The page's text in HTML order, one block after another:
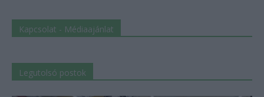
Kapcsolat - Médiaajánlat
Legutolsó postok